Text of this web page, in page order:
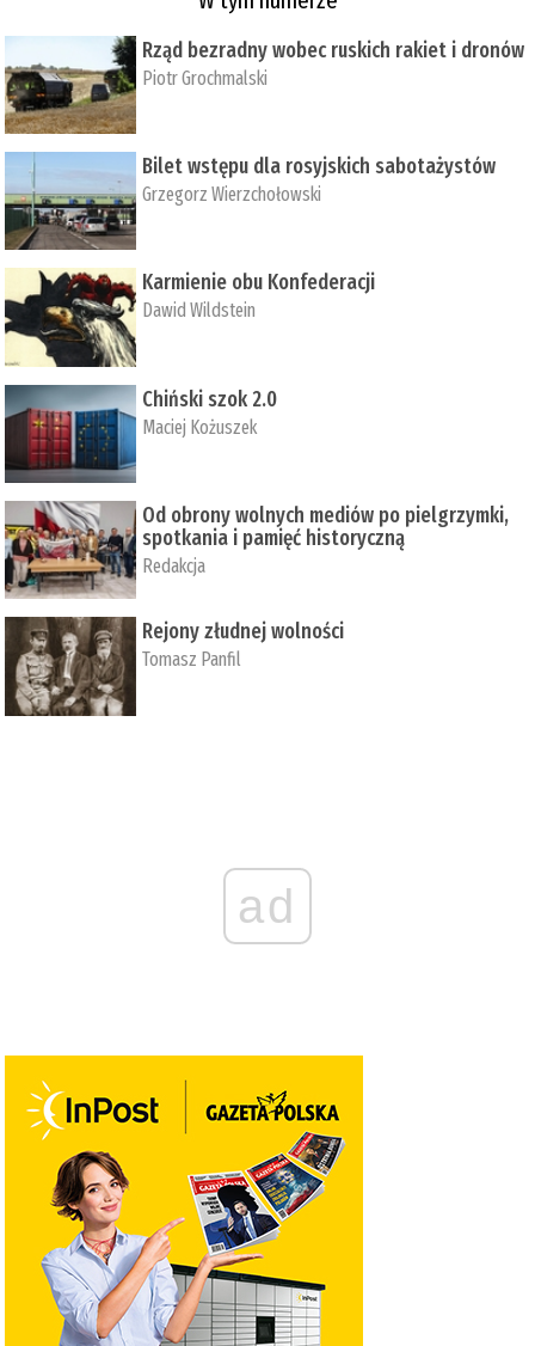
Rząd bezradny wobec ruskich rakiet i dronów
Piotr Grochmalski
Bilet wstępu dla rosyjskich sabotażystów
Grzegorz Wierzchołowski
Karmienie obu Konfederacji
Dawid Wildstein
Chiński szok 2.0
Maciej Kożuszek
Od obrony wolnych mediów po pielgrzymki,
spotkania i pamięć historyczną
Redakcja
Rejony złudnej wolności
Tomasz Panfil
ad